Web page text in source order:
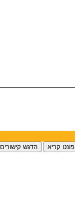
פונט קריא
הדגש קישורים